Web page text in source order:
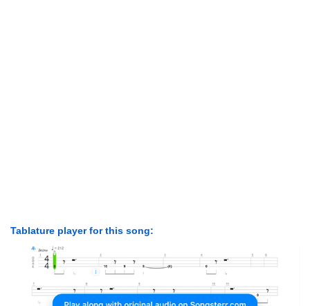
Tablature player for this song: